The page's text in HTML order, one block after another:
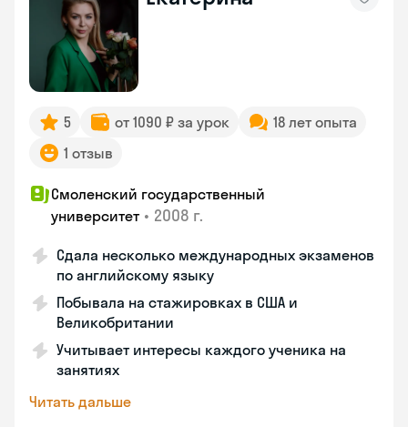
5 от 1090 ₽ за урок
18 лет опыта
1 отзыв
Смоленский государственный
университет • 2008 г.
Сдала несколько международных экзаменов
по английскому языку
Побывала на стажировках в США и
Великобритании
Учитывает интересы каждого ученика на
занятиях
Читать дальше